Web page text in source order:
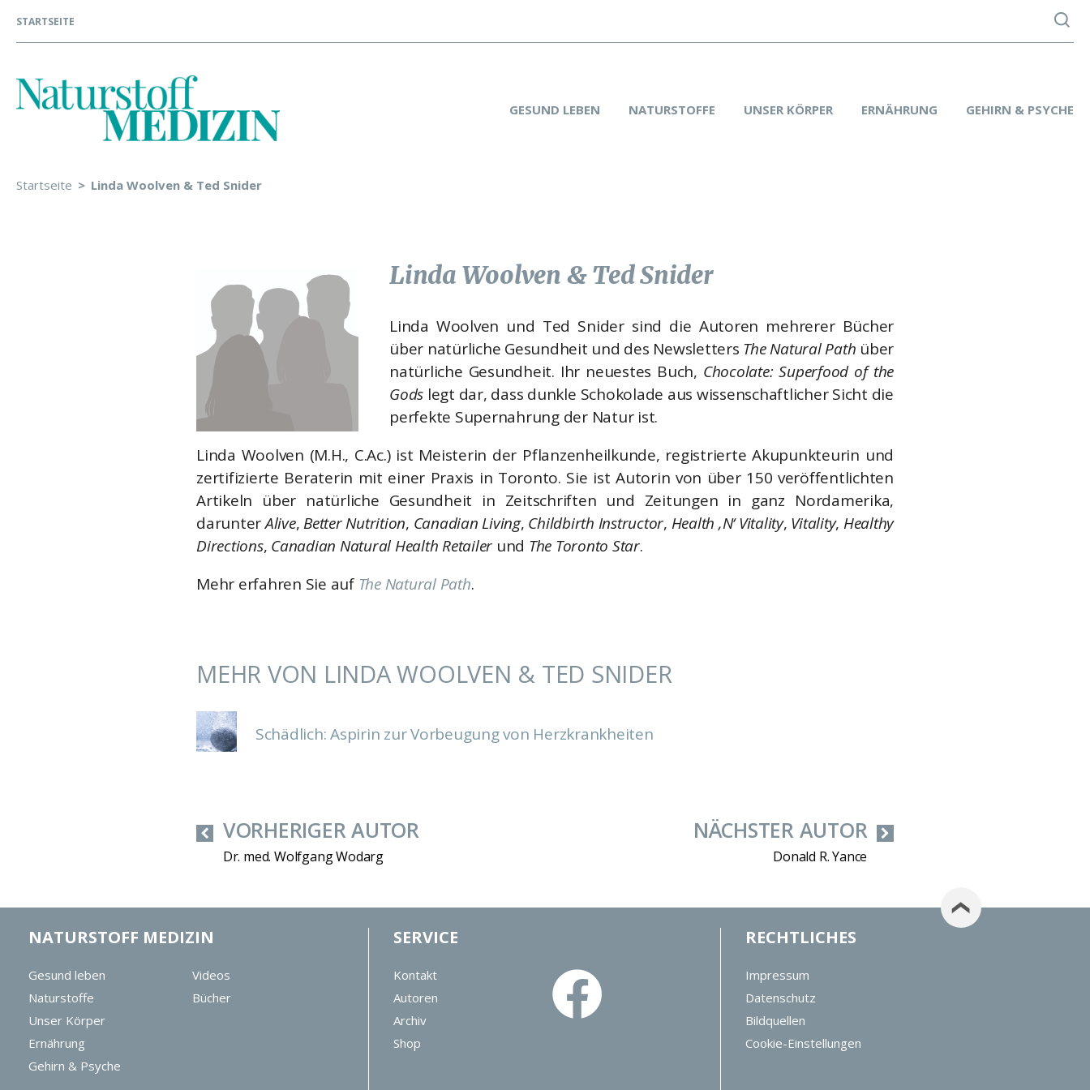
STARTSEITE
GESUND LEBEN NATURSTOFFE UNSER KÖRPER ERNÄHRUNG GEHIRN & PSYCHE
Startseite Linda Woolven & Ted Snider
Linda Woolven & Ted Snider
Linda Woolven und Ted Snider sind die Autoren mehrerer Bücher
über natürliche Gesundheit und des Newsletters The Natural Path über
natürliche Gesundheit. Ihr neuestes Buch, Chocolate: Superfood of the
Gods legt dar, dass dunkle Schokolade aus wissenschaftlicher Sicht die
perfekte Supernahrung der Natur ist.
Linda Woolven (M.H., C.Ac.) ist Meisterin der Pflanzenheilkunde, registrierte Akupunkteurin und
zertifizierte Beraterin mit einer Praxis in Toronto. Sie ist Autorin von über 150 veröffentlichten
Artikeln über natürliche Gesundheit in Zeitschriften und Zeitungen in ganz Nordamerika,
darunterAlive, Better Nutrition, Canadian Living, Childbirth Instructor, Health ‚N‘ Vitality, Vitality, Healthy
Directions, Canadian Natural Health Retailer und The Toronto Star.
Mehr erfahren Sie auf The Natural Path.
MEHR VON LINDA WOOLVEN & TED SNIDER
Schädlich: Aspirin zur Vorbeugung von Herzkrankheiten
NÄCHSTER AUTOR
Donald R. Yance
VORHERIGER AUTOR
Dr. med. Wolfgang Wodarg
NATURSTOFF MEDIZIN
Gesund leben
Naturstoffe
Unser Körper
Ernährung
Gehirn & Psyche
Videos
Bücher
SERVICE
Kontakt
Autoren
Archiv
Shop
RECHTLICHES
Impressum
Datenschutz
Bildquellen
Cookie-Einstellungen